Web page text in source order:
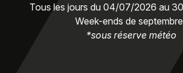
Tous les jours du 04/07/2026 au
Week-ends de
*sous réserve météo